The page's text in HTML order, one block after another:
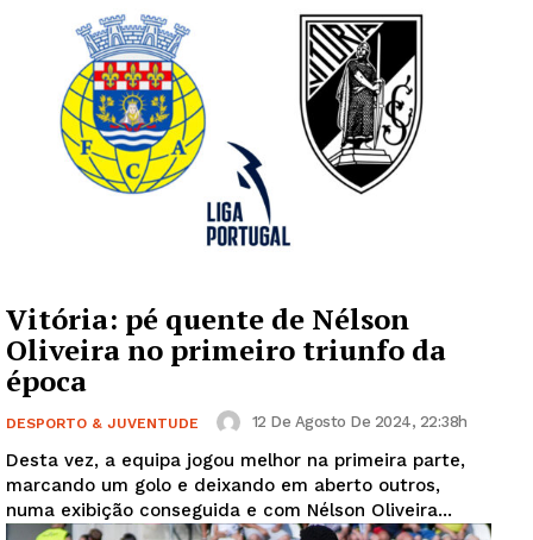
Vitória: pé quente de Nélson
Oliveira no primeiro triunfo da
época
DESPORTO & JUVENTUDE 12 De Agosto De 2024, 22:38h
Desta vez, a equipa jogou melhor na primeira parte,
marcando um golo e deixando em aberto outros,
numa exibição conseguida e com Nélson Oliveira...